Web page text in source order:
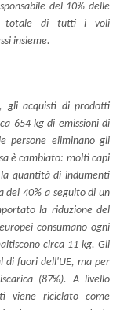
del 10% delle
totale di tutti i voli
insieme.
gli acquisti di prodotti
654 kg di emissioni di
persone eliminano gli
è cambiato: molti capi
quantità di indumenti
del 40% a seguito di un
la riduzione del
consumano ogni
circa 11 kg. Gli
di fuori dell'UE, ma per
(87%). A livello
viene riciclato come